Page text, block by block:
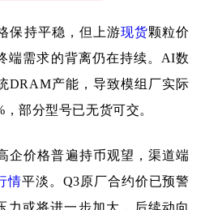
保持平稳，但上游现货颗粒价
端需求的背离仍在持续。AI数
DRAM产能，导致模组厂实际
部分型号已无货可交。
企价格普遍持币观望，渠道端
情平淡。Q3原厂合约价已预警
力或将进一步加大，后续动向